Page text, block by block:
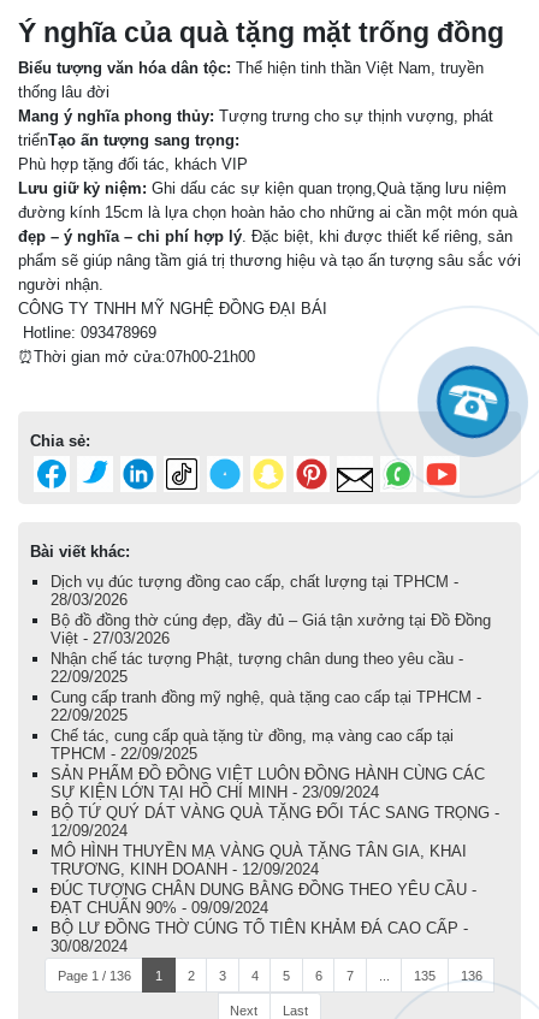
Ý nghĩa của quà tặng mặt trống đồng
Biểu tượng văn hóa dân tộc: Thể hiện tinh thần Việt Nam, truyền
thống lâu đời
Mang ý nghĩa phong thủy: Tượng trưng cho sự thịnh vượng, phát
triểnTạo ấn tượng sang trọng:
Phù hợp tặng đối tác, khách VIP
Lưu giữ kỷ niệm: Ghi dấu các sự kiện quan trọng,Quà tặng lưu niệm
đường kính 15cm là lựa chọn hoàn hảo cho những ai cần một món quà
đẹp – ý nghĩa – chi phí hợp lý. Đặc biệt, khi được thiết kế riêng, sản
phẩm sẽ giúp nâng tầm giá trị thương hiệu và tạo ấn tượng sâu sắc với
người nhận.
CÔNG TY TNHH MỸ NGHỆ ĐỒNG ĐẠI BÁI
Hotline: 093478969
⏰Thời gian mở cửa:07h00-21h00
Chia sẻ:
Bài viết khác:
Dịch vụ đúc tượng đồng cao cấp, chất lượng tại TPHCM -
28/03/2026
Bộ đồ đồng thờ cúng đẹp, đầy đủ – Giá tận xưởng tại Đồ Đồng
Việt - 27/03/2026
Nhận chế tác tượng Phật, tượng chân dung theo yêu cầu -
22/09/2025
Cung cấp tranh đồng mỹ nghệ, quà tặng cao cấp tại TPHCM -
22/09/2025
Chế tác, cung cấp quà tặng từ đồng, mạ vàng cao cấp tại
TPHCM - 22/09/2025
SẢN PHẨM ĐỒ ĐỒNG VIỆT LUÔN ĐỒNG HÀNH CÙNG CÁC
SỰ KIỆN LỚN TẠI HỒ CHÍ MINH - 23/09/2024
BỘ TỨ QUÝ DÁT VÀNG QUÀ TẶNG ĐỐI TÁC SANG TRỌNG -
12/09/2024
MÔ HÌNH THUYỀN MẠ VÀNG QUÀ TẶNG TÂN GIA, KHAI
TRƯƠNG, KINH DOANH - 12/09/2024
ĐÚC TƯỢNG CHÂN DUNG BẰNG ĐỒNG THEO YÊU CẦU -
ĐẠT CHUẨN 90% - 09/09/2024
BỘ LƯ ĐỒNG THỜ CÚNG TỔ TIÊN KHẢM ĐÁ CAO CẤP -
30/08/2024
Page 1 / 136 1 2 3 4 5 6 7 135 136
Next Last